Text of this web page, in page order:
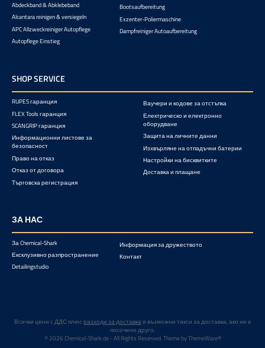
Abdeckband & Abklebeband
Alcantara reinigen & versiegeln
APC Allzweckreiniger Autopflege
Autopflege Einstieg
Bootsaufbereitung
Exzenter-Poliermaschine
Dampfreiniger Autoaufbereitung
SHOP SERVICE
RUPES гаранция
FLEX Tools гаранция
SCANGRIP гаранция
Информационни листове за
безопасност
Право на отказ
Отказ от договора
Търговска регистрация
Ваучери и кодове за отстъпка
Електрическо и електронно
оборудване
Защита на личните данни
Изхвърляне на отпадъчни батерии
Настройки на бисквитките
Доставка и плащане
ЗА НАС
За Chemical-Shark
Ексклузивно разпространение
Detailingstudio
Информация за дружеството
Контакт
Всички цени с ДДС плюсразходи за доставкаи възможни такси за доставка, ако не е
посочено друго.
© 2026 Chemical-Shark.de - All Rights Reserved. Theme byThemeWare®